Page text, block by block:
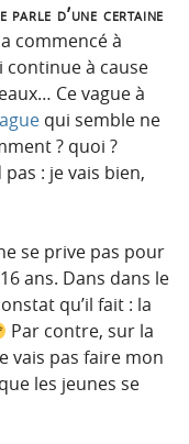
d’une certaine
commencé à
continue à cause
Ce vague à
qui semble ne
? quoi ?
pas : je vais bien,
se prive pas pour
ans. Dans dans le
qu’il fait : la
Par contre, sur la
vais pas faire mon
les jeunes se